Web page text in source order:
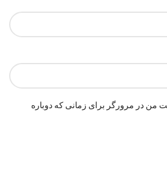
من در مرورگر برای زمانی که دوباره